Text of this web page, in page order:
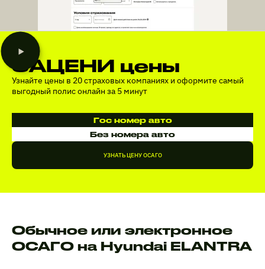
ЗАЦЕНИ цены
Узнайте цены в 20 страховых компаниях и оформите самый
выгодный полис онлайн за 5 минут
Гос номер авто
Без номера авто
УЗНАТЬ ЦЕНУ ОСАГО
Обычное или электронное
ОСАГО на Hyundai ELANTRA